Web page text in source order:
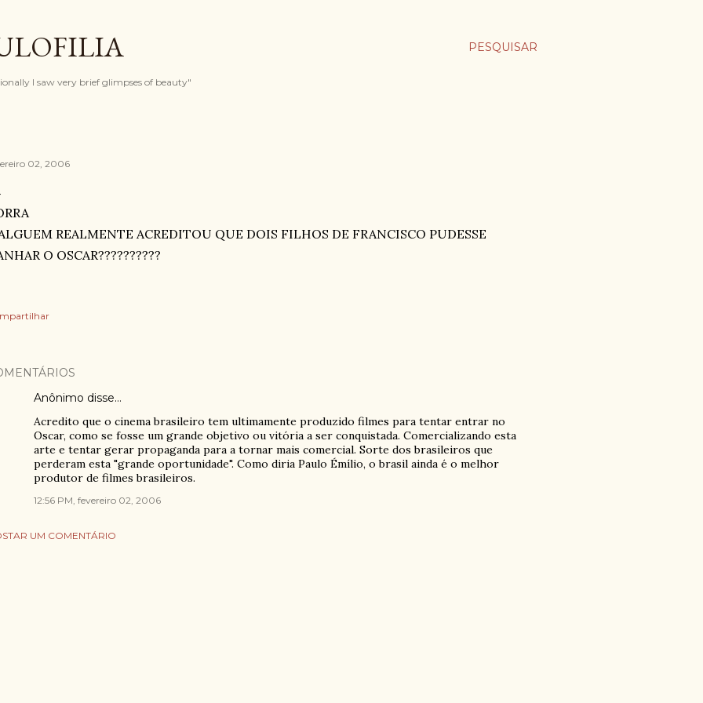
PESQUISAR
I saw very brief glimpses of beauty"
02, 2006
REALMENTE ACREDITOU QUE DOIS FILHOS DE FRANCISCO PUDESSE
O OSCAR??????????
Anônimo disse…
Acredito que o cinema brasileiro tem ultimamente produzido filmes para tentar entrar no
Oscar, como se fosse um grande objetivo ou vitória a ser conquistada. Comercializando esta
arte e tentar gerar propaganda para a tornar mais comercial. Sorte dos brasileiros que
perderam esta "grande oportunidade". Como diria Paulo Émílio, o brasil ainda é o melhor
produtor de filmes brasileiros.
12:56 PM, fevereiro 02, 2006
UM COMENTÁRIO